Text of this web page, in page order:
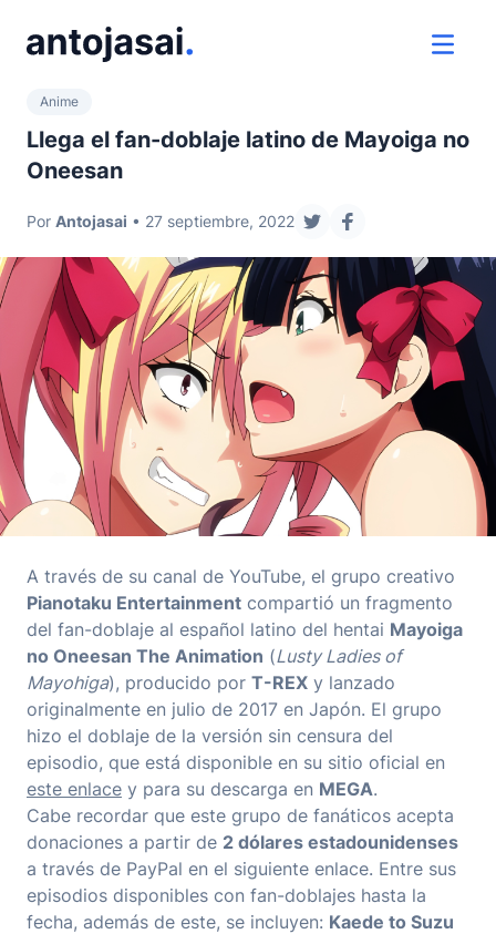
ver
Anime
Llega el fan-doblaje latino de Mayoiga no
Oneesan
Por Antojasai • 27 septiembre, 2022
compartir en twitter
compartir en
A través de su canal de YouTube, el grupo creativo
Pianotaku Entertainment compartió un fragmento
del fan-doblaje al español latino del hentai Mayoiga
no Oneesan The Animation (Lusty Ladies of
Mayohiga), producido por T-REX y lanzado
originalmente en julio de 2017 en Japón. El grupo
hizo el doblaje de la versión sin censura del
episodio, que está disponible en su sitio oficial en
este enlace y para su descarga en MEGA.
Cabe recordar que este grupo de fanáticos acepta
donaciones a partir de 2 dólares estadounidenses
a través de PayPal en el siguiente enlace. Entre sus
episodios disponibles con fan-doblajes hasta la
fecha, además de este, se incluyen: Kaede to Suzu